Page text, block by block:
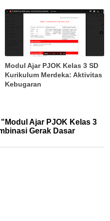
Modul Ajar PJOK Kelas 3 SD
Kurikulum Merdeka: Aktivitas
Kebugaran
Ajar PJOK Kelas 3
Gerak Dasar